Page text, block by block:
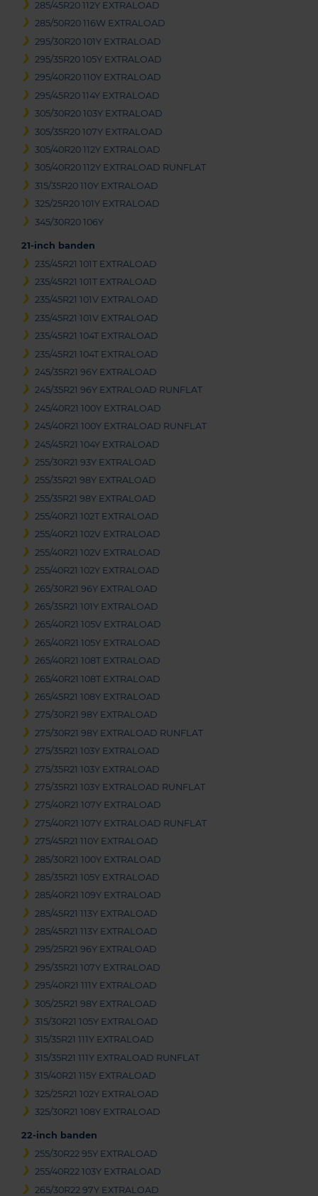
285/45R20 112Y EXTRALOAD
285/50R20 116W EXTRALOAD
295/30R20 101Y EXTRALOAD
295/35R20 105Y EXTRALOAD
295/40R20 110Y EXTRALOAD
295/45R20 114Y EXTRALOAD
305/30R20 103Y EXTRALOAD
305/35R20 107Y EXTRALOAD
305/40R20 112Y EXTRALOAD
305/40R20 112Y EXTRALOAD RUNFLAT
315/35R20 110Y EXTRALOAD
325/25R20 101Y EXTRALOAD
345/30R20 106Y
21-inch banden
235/45R21 101T EXTRALOAD
235/45R21 101T EXTRALOAD
235/45R21 101V EXTRALOAD
235/45R21 101V EXTRALOAD
235/45R21 104T EXTRALOAD
235/45R21 104T EXTRALOAD
245/35R21 96Y EXTRALOAD
245/35R21 96Y EXTRALOAD RUNFLAT
245/40R21 100Y EXTRALOAD
245/40R21 100Y EXTRALOAD RUNFLAT
245/45R21 104Y EXTRALOAD
255/30R21 93Y EXTRALOAD
255/35R21 98Y EXTRALOAD
255/35R21 98Y EXTRALOAD
255/40R21 102T EXTRALOAD
255/40R21 102V EXTRALOAD
255/40R21 102V EXTRALOAD
255/40R21 102Y EXTRALOAD
265/30R21 96Y EXTRALOAD
265/35R21 101Y EXTRALOAD
265/40R21 105V EXTRALOAD
265/40R21 105Y EXTRALOAD
265/40R21 108T EXTRALOAD
265/40R21 108T EXTRALOAD
265/45R21 108Y EXTRALOAD
275/30R21 98Y EXTRALOAD
275/30R21 98Y EXTRALOAD RUNFLAT
275/35R21 103Y EXTRALOAD
275/35R21 103Y EXTRALOAD
275/35R21 103Y EXTRALOAD RUNFLAT
275/40R21 107Y EXTRALOAD
275/40R21 107Y EXTRALOAD RUNFLAT
275/45R21 110Y EXTRALOAD
285/30R21 100Y EXTRALOAD
285/35R21 105Y EXTRALOAD
285/40R21 109Y EXTRALOAD
285/45R21 113Y EXTRALOAD
285/45R21 113Y EXTRALOAD
295/25R21 96Y EXTRALOAD
295/35R21 107Y EXTRALOAD
295/40R21 111Y EXTRALOAD
305/25R21 98Y EXTRALOAD
315/30R21 105Y EXTRALOAD
315/35R21 111Y EXTRALOAD
315/35R21 111Y EXTRALOAD RUNFLAT
315/40R21 115Y EXTRALOAD
325/25R21 102Y EXTRALOAD
325/30R21 108Y EXTRALOAD
22-inch banden
255/30R22 95Y EXTRALOAD
255/40R22 103Y EXTRALOAD
265/30R22 97Y EXTRALOAD